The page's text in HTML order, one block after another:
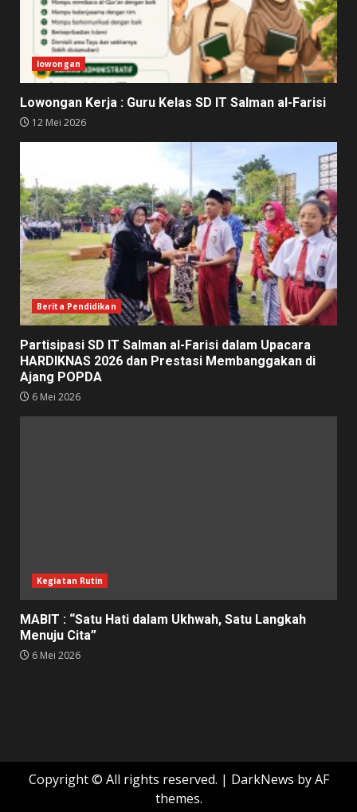
lowongan
Lowongan Kerja : Guru Kelas SD IT Salman al-Farisi
12 Mei 2026
Berita Pendidikan
Partisipasi SD IT Salman al-Farisi dalam Upacara
HARDIKNAS 2026 dan Prestasi Membanggakan di
Ajang POPDA
6 Mei 2026
Kegiatan Rutin
MABIT : “Satu Hati dalam Ukhwah, Satu Langkah
Menuju Cita”
6 Mei 2026
Copyright © All rights reserved. | DarkNews by AF
themes.